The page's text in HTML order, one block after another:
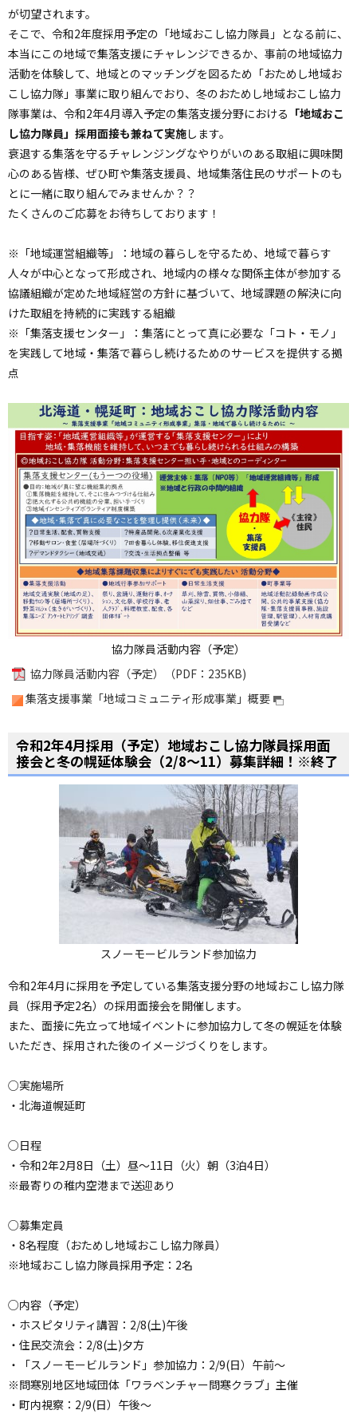
が切望されます。
そこで、令和2年度採用予定の「地域おこし協力隊員」となる前に、
本当にこの地域で集落支援にチャレンジできるか、事前の地域協力
活動を体験して、地域とのマッチングを図るため「おためし地域お
こし協力隊」事業に取り組んでおり、冬のおためし地域おこし協力
隊事業は、令和2年4月導入予定の集落支援分野における 「地域おこ
し協力隊員」採用面接も兼ねて実施します。
衰退する集落を守るチャレンジングなやりがいのある取組に興味関
心のある皆様、ぜひ町や集落支援員、地域集落住民のサポートのも
とに一緒に取り組んでみませんか？？
たくさんのご応募をお待ちしております！
※「地域運営組織等」：地域の暮らしを守るため、地域で暮らす
人々が中心となって形成され、地域内の様々な関係主体が参加する
協議組織が定めた地域経営の方針に基づいて、地域課題の解決に向
けた取組を持続的に実践する組織
※「集落支援センター」：集落にとって真に必要な「コト・モノ」
を実践して地域・集落で暮らし続けるためのサービスを提供する拠
点
協力隊員活動内容（予定）
協力隊員活動内容（予定）（PDF：235KB)
集落支援事業「地域コミュニティ形成事業」概要
令和2年4月採用（予定）地域おこし協力隊員採用面
接会と冬の幌延体験会（2/8〜11）募集詳細！※終了
スノーモービルランド参加協力
令和2年4月に採用を予定している集落支援分野の地域おこし協力隊
員（採用予定2名）の採用面接会を開催します。
また、面接に先立って地域イベントに参加協力して冬の幌延を体験
いただき、採用された後のイメージづくりをします。
○実施場所
・北海道幌延町
○日程
・令和2年2月8日（土）昼〜11日（火）朝（3泊4日）
※最寄りの稚内空港まで送迎あり
○募集定員
・8名程度（おためし地域おこし協力隊員）
※地域おこし協力隊員採用予定：2名
○内容（予定）
・ホスピタリティ講習：2/8(土)午後
・住民交流会：2/8(土)夕方
・「スノーモービルランド」参加協力：2/9(日）午前〜
※問寒別地区地域団体「ワラベンチャー問寒クラブ」主催
・町内視察：2/9(日）午後〜